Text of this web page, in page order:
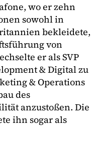
wo er zehn
sowohl in
bekleidete,
von
er als SVP
& Digital zu
& Operations
des
anzustoßen. Die
ihn sogar als